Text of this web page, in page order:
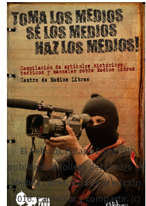
El Rebozo, Palapa Editorial,
publica este folleto del Centro de
Medios Libres. Esta es la edición
2016. Para rolar y compartir. (c)